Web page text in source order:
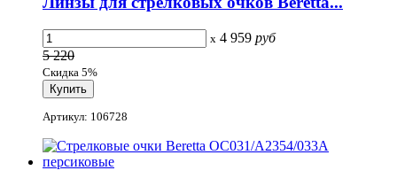
x 4 959 руб
5 220
Скидка 5%
Артикул: 106728